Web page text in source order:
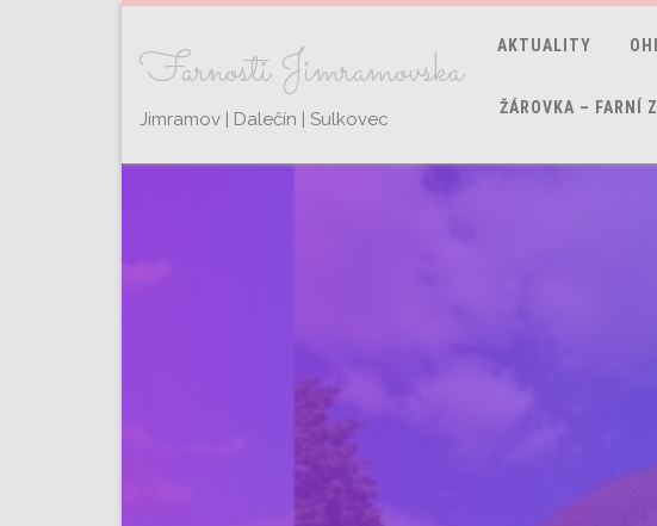
Farnosti Jimramovska
Jimramov | Dalečín | Sulkovec
AKTUALITY
ŽÁROVKA – FARNÍ